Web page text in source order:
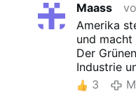
Maass
Amerika
und
Der
Industrie
3